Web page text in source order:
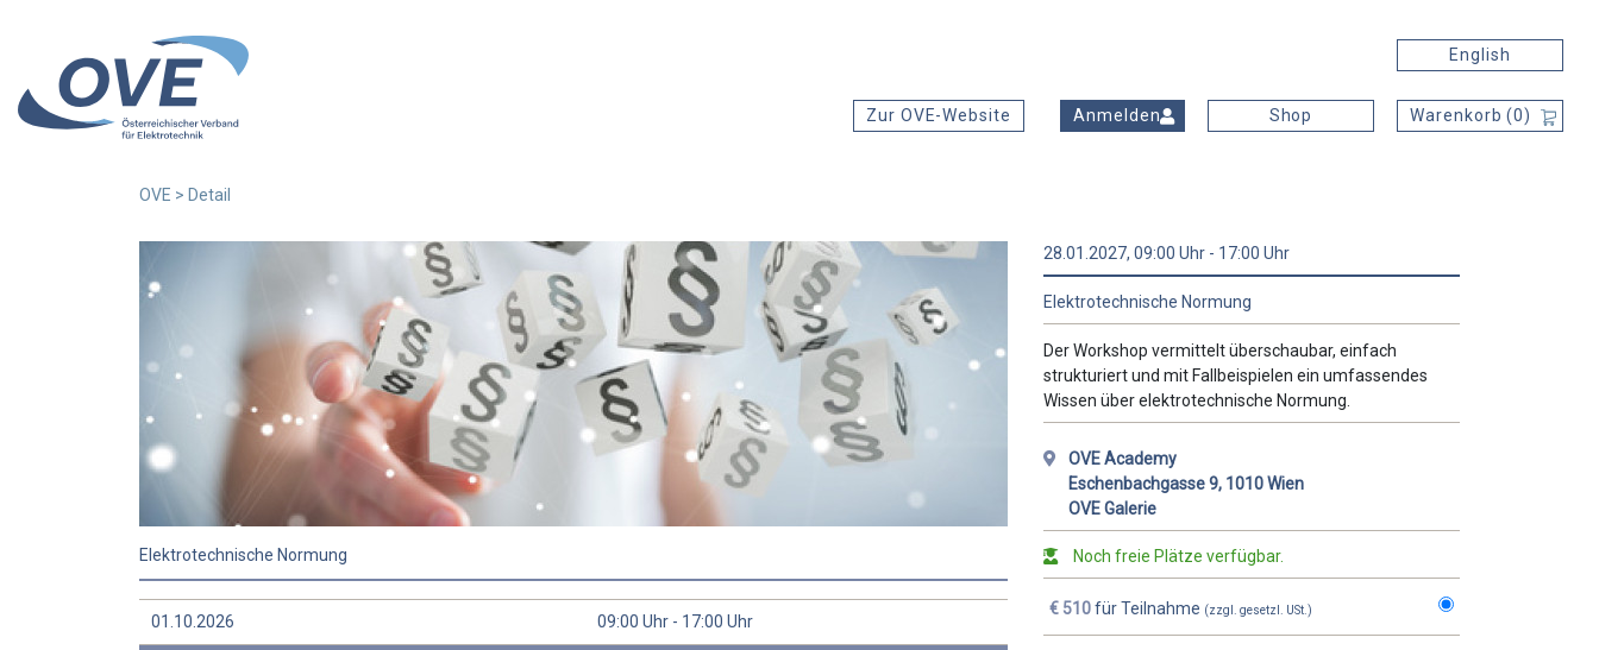
English
Zur OVE-Website Anmelden Shop Warenkorb (0)
OVE > Detail
Elektrotechnische Normung
01.10.2026 09:00 Uhr - 17:00 Uhr
28.01.2027, 09:00 Uhr - 17:00 Uhr
Elektrotechnische Normung
Der Workshop vermittelt überschaubar, einfach
strukturiert und mit Fallbeispielen ein umfassendes
Wissen über elektrotechnische Normung.
OVE Academy
Eschenbachgasse 9, 1010 Wien
OVE Galerie
Noch freie Plätze verfügbar.
€ 510für Teilnahme (zzgl. gesetzl. USt.)